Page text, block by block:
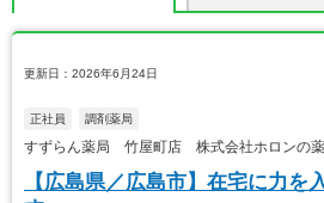
更新日：2026年6月24日
正社員 調剤薬局
すずらん薬局 竹屋町店 株式会社ホロンの薬
【広島県／広島市】在宅に力を